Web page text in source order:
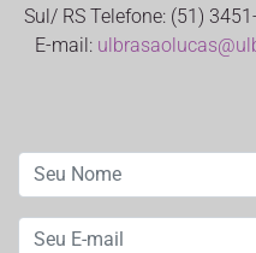
Sul/ RS Telefone: (51)
E-mail: